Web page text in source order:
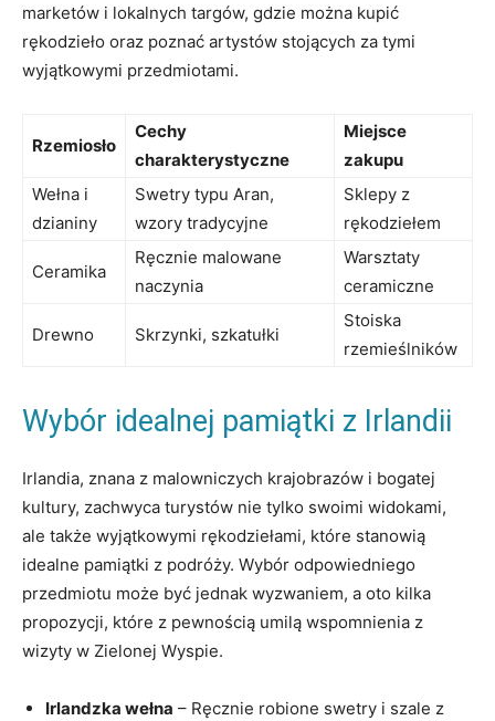
marketów i lokalnych targów, gdzie można kupić
rękodzieło oraz poznać artystów stojących za tymi
wyjątkowymi przedmiotami.
Rzemiosło
Cechy
charakterystyczne
Miejsce
zakupu
Wełna i
dzianiny
Swetry typu Aran,
wzory tradycyjne
Sklepy z
rękodziełem
Ceramika
Ręcznie malowane
naczynia
Warsztaty
ceramiczne
Drewno Skrzynki, szkatułki
Stoiska
rzemieślników
Wybór idealnej pamiątki z Irlandii
Irlandia, znana z malowniczych krajobrazów i bogatej
kultury, zachwyca turystów nie tylko swoimi widokami,
ale także wyjątkowymi rękodziełami, które stanowią
idealne pamiątki z podróży. Wybór odpowiedniego
przedmiotu może być jednak wyzwaniem, a oto kilka
propozycji, które z pewnością umilą wspomnienia z
wizyty w Zielonej Wyspie.
Irlandzka wełna – Ręcznie robione swetry i szale z